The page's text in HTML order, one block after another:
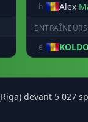
b Alex
ENTRAÎNEURS
e
devant 5 027